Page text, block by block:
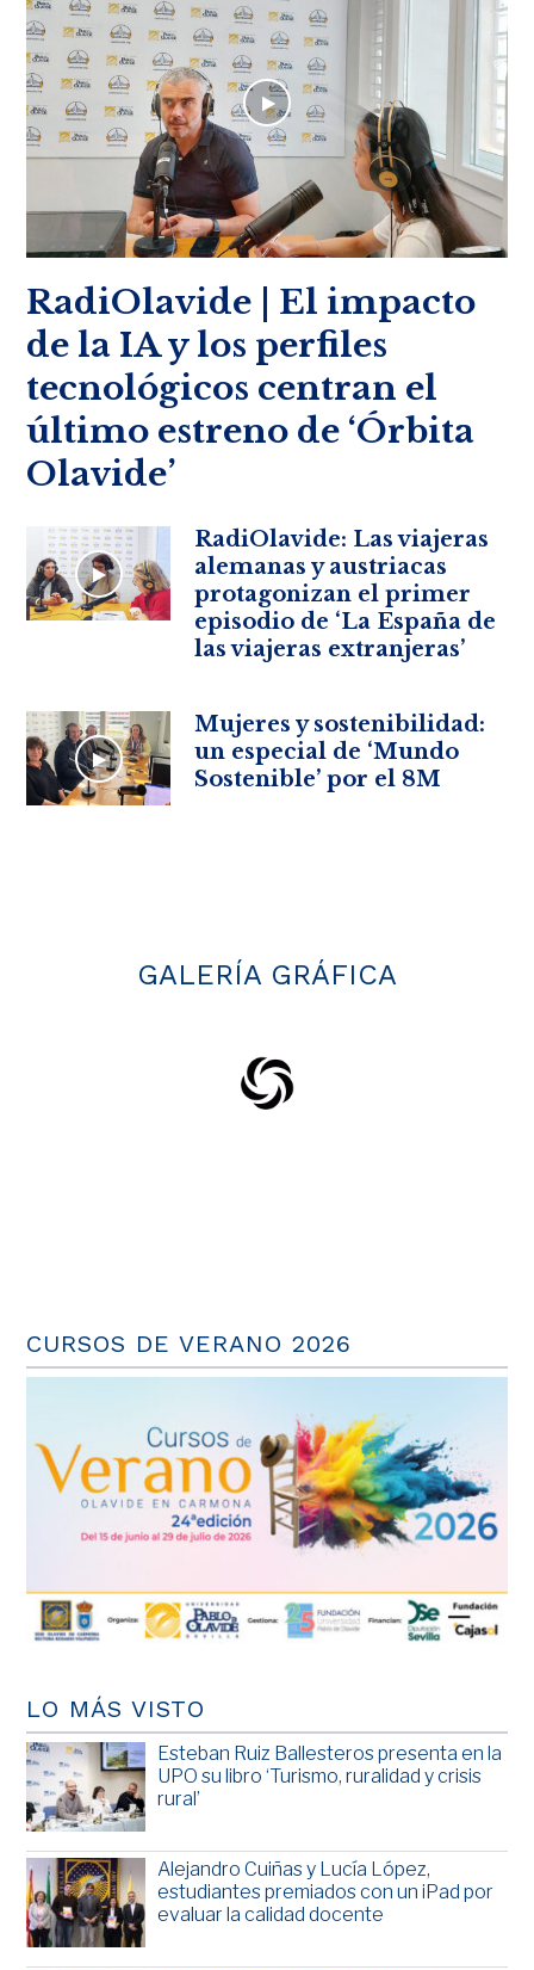
RadiOlavide | El impacto
de la IA y los perfiles
tecnológicos centran el
último estreno de ‘Órbita
Olavide’
RadiOlavide: Las viajeras
alemanas y austriacas
protagonizan el primer
episodio de ‘La España de
las viajeras extranjeras’
Mujeres y sostenibilidad:
un especial de ‘Mundo
Sostenible’ por el 8M
GALERÍA GRÁFICA
CURSOS DE VERANO 2026
LO MÁS VISTO
Esteban Ruiz Ballesteros presenta en la
UPO su libro ‘Turismo, ruralidad y crisis
rural’
Alejandro Cuiñas y Lucía López,
estudiantes premiados con un iPad por
evaluar la calidad docente